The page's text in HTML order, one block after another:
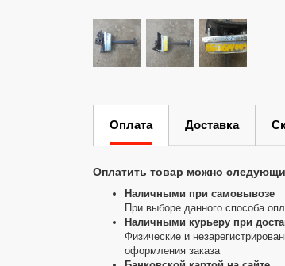
Оплата Доставка
Оплатить товар можно
Наличными при самовывозе
При выборе данного способа
Наличными курьеру при
Физические и
оформления заказа